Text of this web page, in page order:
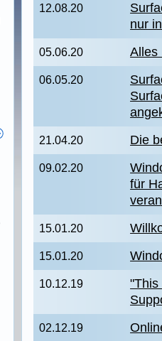
12.08.20
nur
05.06.20 Alles
06.05.20
21.04.20 Die
09.02.20
für
15.01.20
15.01.20
10.12.19
"This
02.12.19